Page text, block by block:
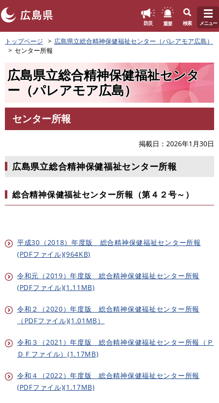
ペ
ー
す
防災 重要 検索 メニュー
トップページ
広島県立総合精神保健福祉センター（パレアモア広島）
センター所報
広島県立総合精神保健福祉センタ
ー（パレアモア広島）
文
センター所報
掲載日 2026年1月30日
広島県立総合精神保健福祉センター所報
総合精神保健福祉センター所報（第４２号～）
平成30（2018）年度版 総合精神保健福祉センター所報
(PDFファイル)(964KB)
令和元（2019）年度版 総合精神保健福祉センター所報
(PDFファイル)(1.11MB)
令和２（2020）年度版 総合精神保健福祉センター所報
（PDFファイル)(1.01MB）
令和３（2021）年度版 総合精神保健福祉センター所報（Ｐ
ＤＦファイル）(1.17MB)
令和４（2022）年度版 総合精神保健福祉センター所報
(PDFファイル)(1.17MB)